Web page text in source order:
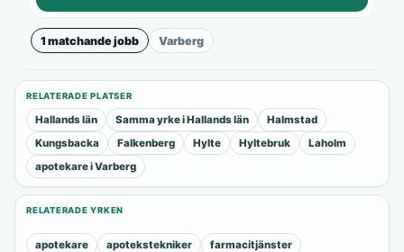
1 matchande jobb Varberg
RELATERADE PLATSER
Hallands län Samma yrke i Hallands län
Halmstad
Kungsbacka
Falkenberg Hylte Hyltebruk
Laholm
apotekare i Varberg
RELATERADE YRKEN
apotekare apotekstekniker
farmacitjänster